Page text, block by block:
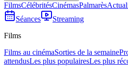
FilmsCélébritésCinémasPalmarès
Séances
Streaming
Films
Films au cinémaSorties de la semaine
attendusLes plus populairesLes plus